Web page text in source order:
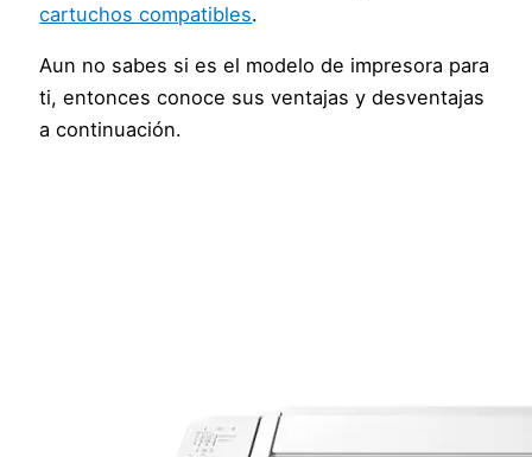
cartuchos compatibles.
Aun no sabes si es el modelo de impresora para
ti, entonces conoce sus ventajas y desventajas
a continuación.